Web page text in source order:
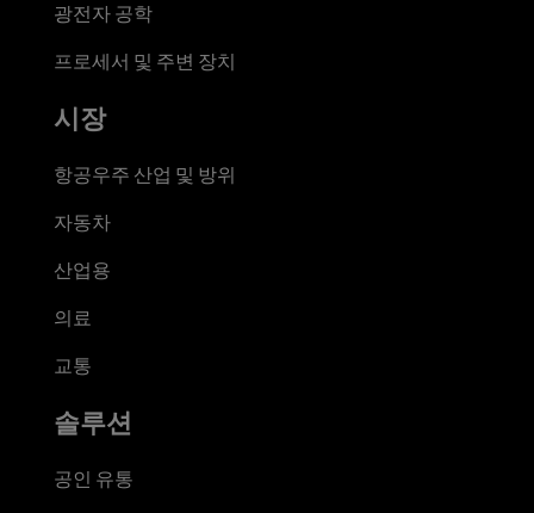
광전자 공학
프로세서 및 주변 장치
시장
항공우주 산업 및 방위
자동차
산업용
의료
교통
솔루션
공인 유통